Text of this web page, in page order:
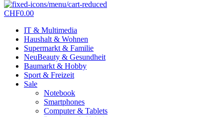
CHF0.00
IT & Multimedia
Haushalt & Wohnen
Supermarkt & Familie
NeuBeauty & Gesundheit
Baumarkt & Hobby
Sport & Freizeit
Sale
Notebook
Smartphones
Computer & Tablets